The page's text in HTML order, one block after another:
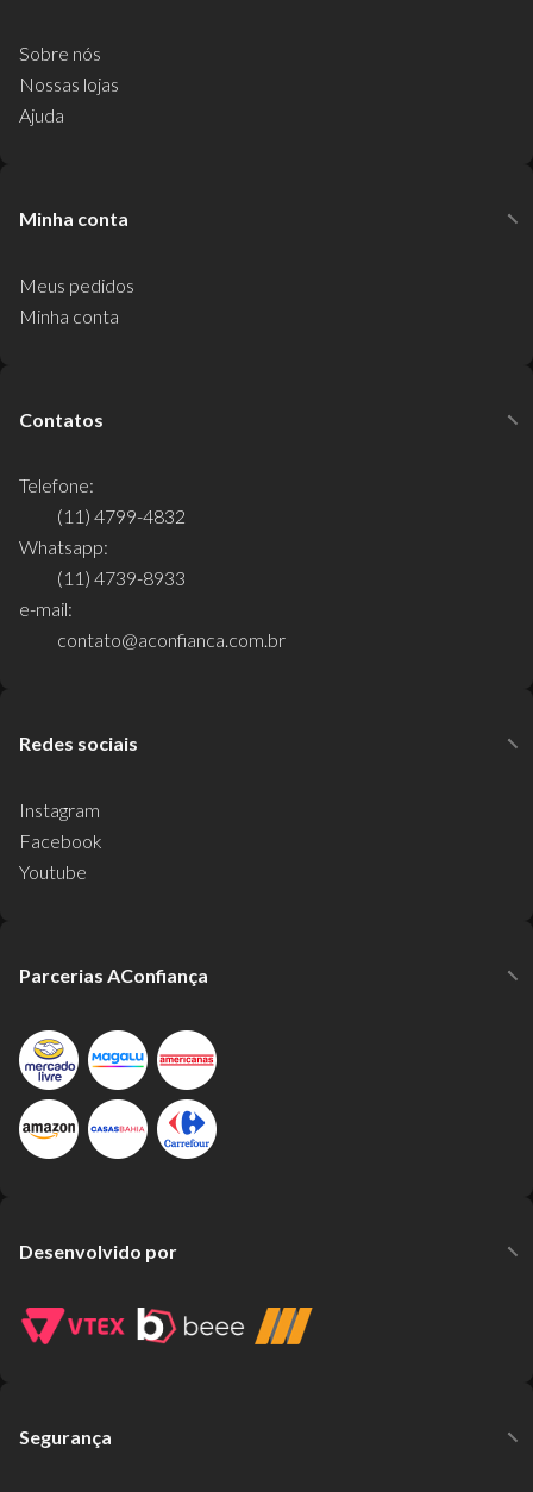
Sobre nós
Nossas lojas
Ajuda
Minha conta
Meus pedidos
Minha conta
Contatos
Telefone:
(11) 4799-4832
Whatsapp:
(11) 4739-8933
e-mail:
contato@aconfianca.com.br
Redes sociais
Instagram
Facebook
Youtube
Parcerias AConfiança
Desenvolvido por
Segurança